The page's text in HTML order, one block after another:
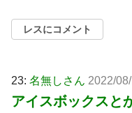
レスにコメント
23: 名無しさん 2022/
アイスボックスと